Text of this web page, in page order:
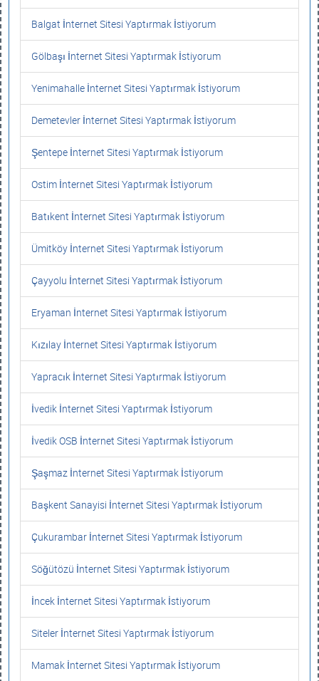
Balgat İnternet Sitesi Yaptırmak İstiyorum
Gölbaşı İnternet Sitesi Yaptırmak İstiyorum
Yenimahalle İnternet Sitesi Yaptırmak İstiyorum
Demetevler İnternet Sitesi Yaptırmak İstiyorum
Şentepe İnternet Sitesi Yaptırmak İstiyorum
Ostim İnternet Sitesi Yaptırmak İstiyorum
Batıkent İnternet Sitesi Yaptırmak İstiyorum
Ümitköy İnternet Sitesi Yaptırmak İstiyorum
Çayyolu İnternet Sitesi Yaptırmak İstiyorum
Eryaman İnternet Sitesi Yaptırmak İstiyorum
Kızılay İnternet Sitesi Yaptırmak İstiyorum
Yapracık İnternet Sitesi Yaptırmak İstiyorum
İvedik İnternet Sitesi Yaptırmak İstiyorum
İvedik OSB İnternet Sitesi Yaptırmak İstiyorum
Şaşmaz İnternet Sitesi Yaptırmak İstiyorum
Başkent Sanayisi İnternet Sitesi Yaptırmak İstiyorum
Çukurambar İnternet Sitesi Yaptırmak İstiyorum
Söğütözü İnternet Sitesi Yaptırmak İstiyorum
İncek İnternet Sitesi Yaptırmak İstiyorum
Siteler İnternet Sitesi Yaptırmak İstiyorum
Mamak İnternet Sitesi Yaptırmak İstiyorum